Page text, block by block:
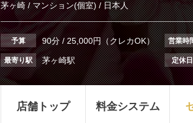
茅ヶ崎/マンション(個室)/ 日本人
予算 90分 / 25,000円（クレカOK） 営業時
最寄り駅 茅ヶ崎駅 定休日
店舗トップ 料金システム